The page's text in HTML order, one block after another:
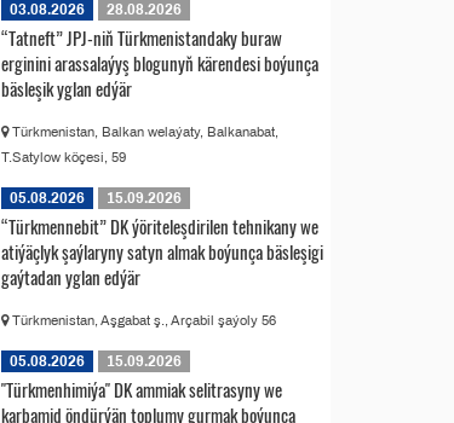
03.08.2026 28.08.2026
“Tatneft” JPJ-niň Türkmenistandaky buraw
erginini arassalaýyş blogunyň kärendesi boýunça
bäsleşik yglan edýär
Türkmenistan, Balkan welaýaty, Balkanabat,
T.Satylow köçesi, 59
05.08.2026 15.09.2026
“Türkmennebit” DK ýöriteleşdirilen tehnikany we
atiýäçlyk şaýlaryny satyn almak boýunça bäsleşigi
gaýtadan yglan edýär
Türkmenistan, Aşgabat ş., Arçabil şaýoly 56
05.08.2026 15.09.2026
"Türkmenhimiýa" DK ammiak selitrasyny we
karbamid öndürýän toplumy gurmak boýunça